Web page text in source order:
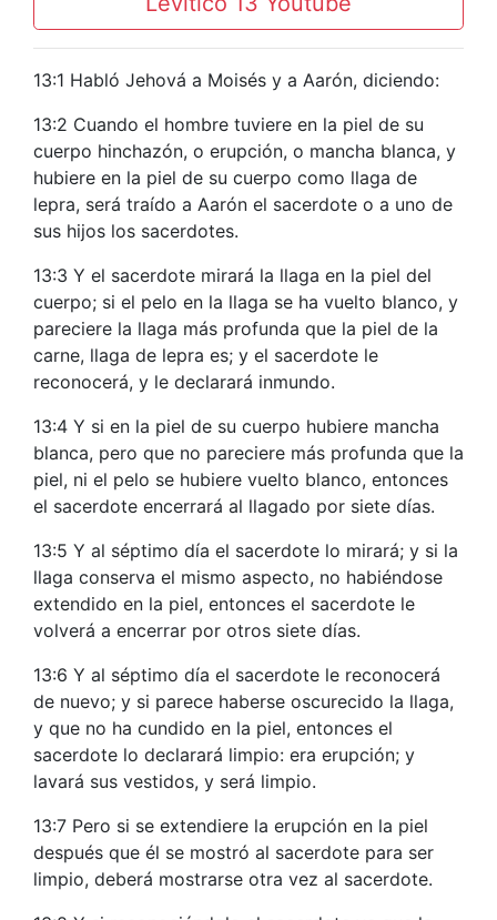
13:1 Habló Jehová a Moisés y a Aarón, diciendo:
13:2 Cuando el hombre tuviere en la piel de su
cuerpo hinchazón, o erupción, o mancha blanca, y
hubiere en la piel de su cuerpo como llaga de
lepra, será traído a Aarón el sacerdote o a uno de
sus hijos los sacerdotes.
13:3 Y el sacerdote mirará la llaga en la piel del
cuerpo; si el pelo en la llaga se ha vuelto blanco, y
pareciere la llaga más profunda que la piel de la
carne, llaga de lepra es; y el sacerdote le
reconocerá, y le declarará inmundo.
13:4 Y si en la piel de su cuerpo hubiere mancha
blanca, pero que no pareciere más profunda que la
piel, ni el pelo se hubiere vuelto blanco, entonces
el sacerdote encerrará al llagado por siete días.
13:5 Y al séptimo día el sacerdote lo mirará; y si la
llaga conserva el mismo aspecto, no habiéndose
extendido en la piel, entonces el sacerdote le
volverá a encerrar por otros siete días.
13:6 Y al séptimo día el sacerdote le reconocerá
de nuevo; y si parece haberse oscurecido la llaga,
y que no ha cundido en la piel, entonces el
sacerdote lo declarará limpio: era erupción; y
lavará sus vestidos, y será limpio.
13:7 Pero si se extendiere la erupción en la piel
después que él se mostró al sacerdote para ser
limpio, deberá mostrarse otra vez al sacerdote.